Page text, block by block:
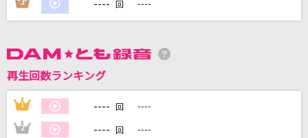
DAMに会員登録・ログインして
カラオケをもっと楽しもう！
3 ---- 回 ----
再生回数ランキング
1 ---- 回 ----
2 ---- 回 ----